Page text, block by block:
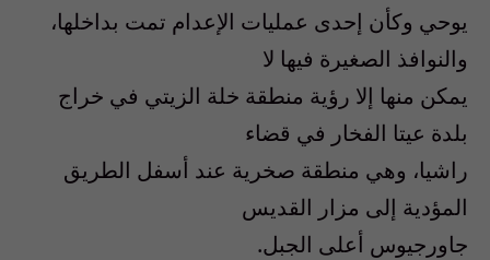
يوحي وكأن إحدى عمليات الإعدام تمت بداخلها،
والنوافذ الصغيرة فيها لا
يمكن منها إلا رؤية منطقة خلة الزيتي في خراج
بلدة عيتا الفخار في قضاء
راشيا، وهي منطقة صخرية عند أسفل الطريق
المؤدية إلى مزار القديس
جاورجيوس أعلى الجبل.